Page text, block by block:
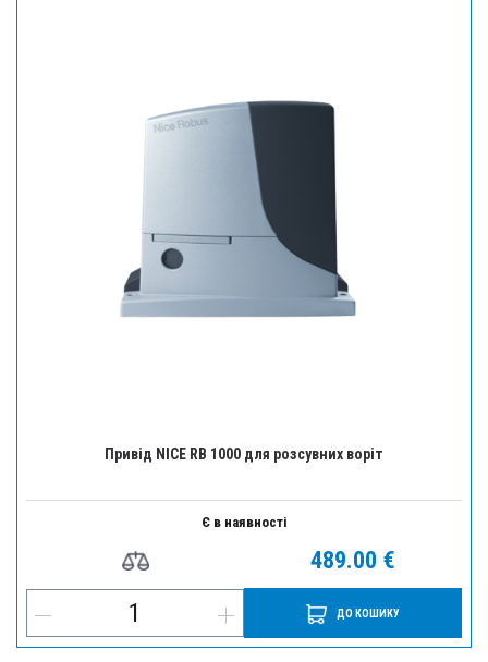
Привід NICE RB 1000 для розсувних воріт
Є в наявності
489.00 €
ДО КОШИКУ